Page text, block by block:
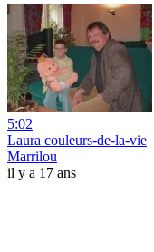
5:02
Laura couleurs-de-la-vie
Marrilou
il y a 17 ans